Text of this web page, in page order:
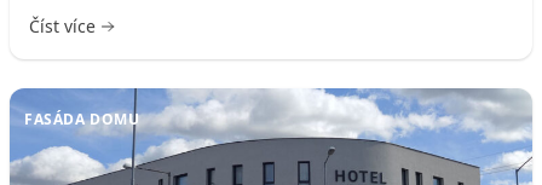
Číst více
FASÁDA DOMU